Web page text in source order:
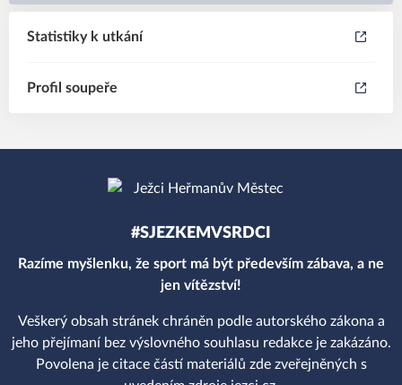
Statistiky k utkání
Profil soupeře
#SJEZKEMVSRDCI
Razíme myšlenku, že sport má být především zábava, a ne
jen vítězství!
Veškerý obsah stránek chráněn podle autorského zákona a
jeho přejímaní bez výslovného souhlasu redakce je zakázáno.
Povolena je citace částí materiálů zde zveřejněných s